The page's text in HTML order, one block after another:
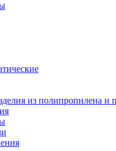
из полипропилена и